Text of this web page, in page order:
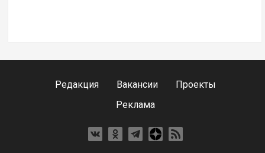
Редакция Вакансии
Проекты
Реклама